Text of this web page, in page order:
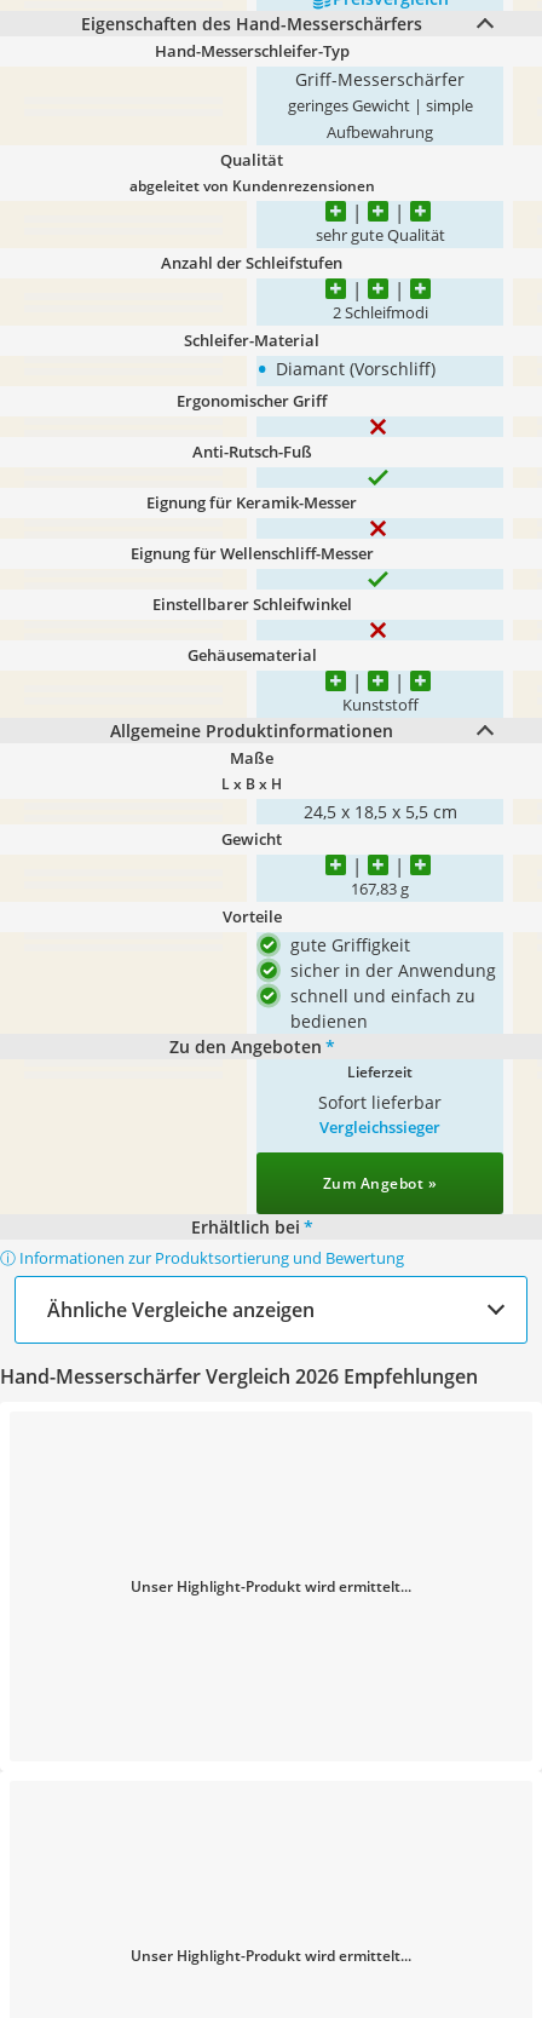
Eigenschaften des Hand-Messerschärfers
Hand-Messerschleifer-Typ
Griff-Messerschärfer
geringes Gewicht | simple
Aufbewahrung
Qualität
abgeleitet von Kundenrezensionen
sehr gute Qualität
Anzahl der Schleifstufen
2 Schleifmodi
Schleifer-Material
• Diamant (Vorschliff)
Ergonomischer Griff
Anti-Rutsch-Fuß
Eignung für Keramik-Messer
Eignung für Wellenschliff-Messer
Einstellbarer Schleifwinkel
Gehäusematerial
Kunststoff
Allgemeine Produktinformationen
Maße
L x B x H
24,5 x 18,5 x 5,5 cm
Gewicht
167,83 g
Vorteile
gute Griffigkeit
sicher in der Anwendung
schnell und einfach zu
bedienen
Zu den Angeboten *
Lieferzeit
Sofort lieferbar
Vergleichssieger
Zum Angebot »
Erhältlich bei *
ⓘ Informationen zur Produktsortierung und Bewertung
Ähnliche Vergleiche anzeigen
Hand-Messerschärfer Vergleich 2026 Empfehlungen
Unser Highlight-Produkt wird ermittelt...
Unser Highlight-Produkt wird ermittelt...